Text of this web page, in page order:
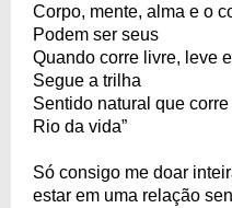
Corpo, mente, alma e o
Podem ser seus
Quando corre livre, leve
Segue a trilha
Sentido natural que
Rio da vida”
Só consigo me doar
estar em uma relação